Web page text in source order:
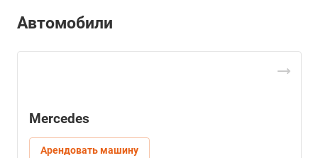
Автомобили
Mercedes
Арендовать машину